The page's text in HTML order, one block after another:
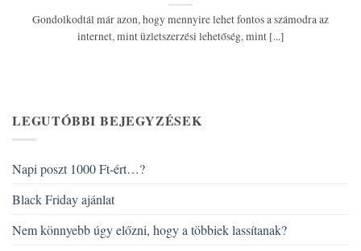
Gondolkodtál már azon, hogy mennyire lehet fontos a számodra az
internet, mint üzletszerzési lehetőség, mint [...]
LEGUTÓBBI BEJEGYZÉSEK
Napi poszt 1000 Ft-ért…?
Black Friday ajánlat
Nem könnyebb úgy előzni, hogy a többiek lassítanak?